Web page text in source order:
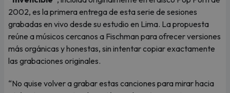
2002, es la primera entrega de esta serie de sesiones
grabadas en vivo desde su estudio en Lima. La propuesta
reúne a músicos cercanos a Fischman para ofrecer versiones
más orgánicas y honestas, sin intentar copiar exactamente
las grabaciones originales.
“No quise volver a grabar estas canciones para mirar hacia